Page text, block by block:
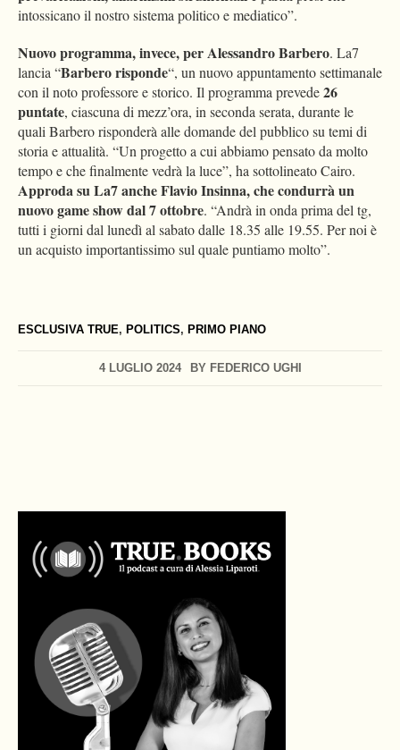
ESCLUSIVA TRUE, POLITICS, PRIMO PIANO
4 LUGLIO 2024 BY FEDERICO UGHI
intossicano il nostro sistema politico e mediatico”.
Nuovo programma, invece, per Alessandro Barbero. La7
lancia “Barbero risponde“, un nuovo appuntamento settimanale
con il noto professore e storico. Il programma prevede26
puntate, ciascuna di mezz’ora, in seconda serata, durante le
quali Barbero risponderà alle domande del pubblico su temi di
storia e attualità. “Un progetto a cui abbiamo pensato da molto
tempo e che finalmente vedrà la luce”, ha sottolineato Cairo.
Approda su La7 anche Flavio Insinna, che condurrà un
nuovo game show dal 7 ottobre. “Andrà in onda prima del tg,
tutti i giorni dal lunedì al sabato dalle 18.35 alle 19.55. Per noi è
un acquisto importantissimo sul quale puntiamo molto”.